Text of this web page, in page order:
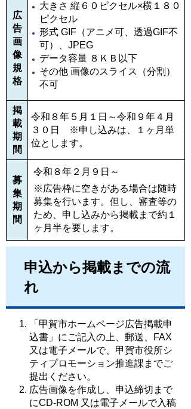
広
告
画
像
規
格
大きさ 縦６０ピクセル×横１８０
ピクセル
形式 GIF（アニメ可、透過GIF不
可）、JPEG
データ容量 ８ＫＢ以下
その他 画像のスライス（分割）
不可
掲
載
期
間
令和８年５月１日～令和９年４月
３０日 ※申し込みは、１ヶ月単
位とします。
募
集
期
間
令和８年２月９日～
※広告枠に空きがある場合は随時
募集を行います。但し、審査等の
ため、申し込みから掲載まで約１
ヶ月半を要します。
申込から掲載までの流
れ
「甲賀市ホームページ広告掲載申
込書」にご記入の上、郵送、FAX
又は電子メールで、甲賀市役所シ
ティプロモーション推進課までご
提出ください。
広告画像を作成し、申込締切まで
にCD-ROM 又は電子メールで入稿